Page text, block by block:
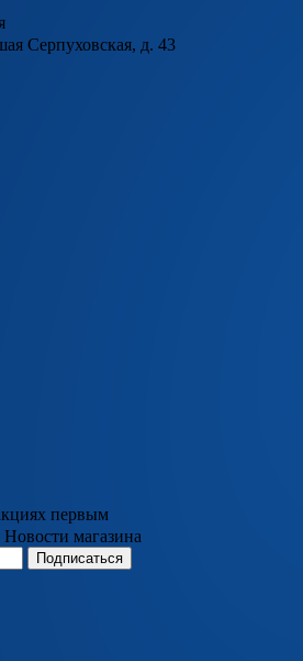
Серпуховская, д. 43
первым
Новости магазина